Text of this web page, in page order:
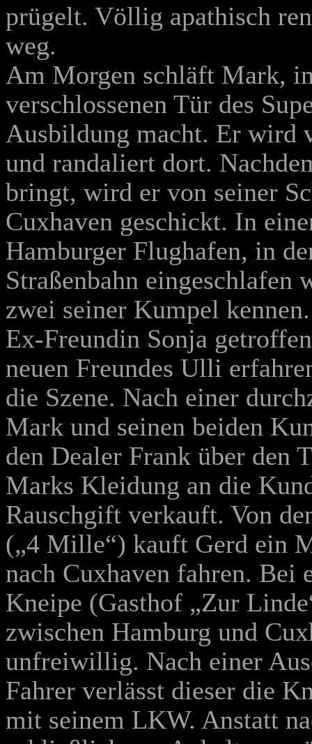
prügelt. Völlig apathisch
weg.
Am Morgen schläft Mark,
verschlossenen Tür des
Ausbildung macht. Er wird
und randaliert dort.
bringt, wird er von seiner
Cuxhaven geschickt. In
Hamburger Flughafen, in
Straßenbahn eingeschlafen
zwei seiner Kumpel
Ex-Freundin Sonja
neuen Freundes Ulli
die Szene. Nach einer
Mark und seinen beiden
den Dealer Frank über den
Marks Kleidung an die
Rauschgift verkauft. Von
(„4 Mille“) kauft Gerd ein
nach Cuxhaven fahren. Bei
Kneipe (Gasthof „Zur
zwischen Hamburg und
unfreiwillig. Nach einer
Fahrer verlässt dieser die
mit seinem LKW. Anstatt